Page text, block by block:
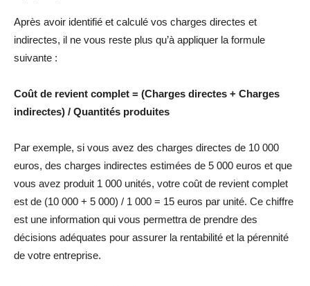
Après avoir identifié et calculé vos charges directes et
indirectes, il ne vous reste plus qu’à appliquer la formule
suivante :
Coût de revient complet = (Charges directes + Charges
indirectes) / Quantités produites
Par exemple, si vous avez des charges directes de 10 000
euros, des charges indirectes estimées de 5 000 euros et que
vous avez produit 1 000 unités, votre coût de revient complet
est de (10 000 + 5 000) / 1 000 = 15 euros par unité. Ce chiffre
est une information qui vous permettra de prendre des
décisions adéquates pour assurer la rentabilité et la pérennité
de votre entreprise.